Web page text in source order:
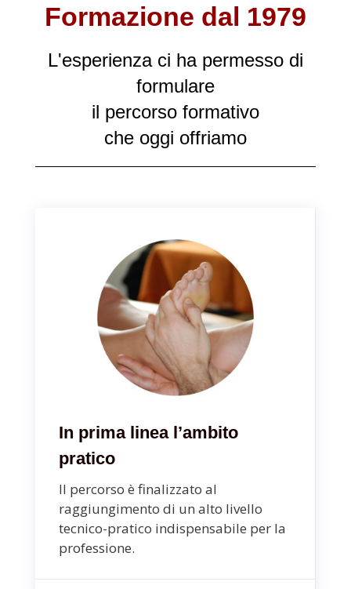
Formazione dal 1979
L'esperienza ci ha permesso di
formulare
il percorso formativo
che oggi offriamo
In prima linea l’ambito
pratico
Il percorso è finalizzato al
raggiungimento di un alto livello
tecnico-pratico indispensabile per la
professione.